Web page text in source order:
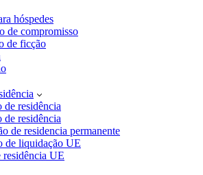
hóspedes
de compromisso
de ficção
de residência
de residência
de residencia permanente
de liquidação UE
residência UE